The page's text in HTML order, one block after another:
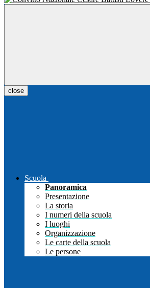
close
Scuola
Panoramica
Presentazione
La storia
I numeri della scuola
I luoghi
Organizzazione
Le carte della scuola
Le persone